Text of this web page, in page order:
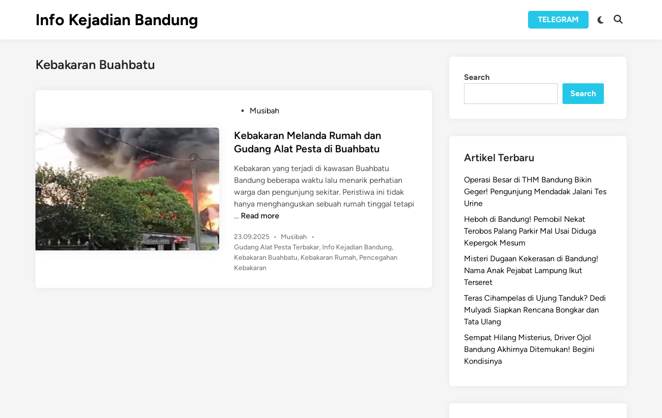
Info Kejadian Bandung TELEGRAM
Switch
Open
Kebakaran Buahbatu
s
t
d
i
n
Musibah
Kebakaran Melanda Rumah dan
Gudang Alat Pesta di Buahbatu
Kebakaran yang terjadi di kawasan Buahbatu
Bandung beberapa waktu lalu menarik perhatian
warga dan pengunjung sekitar. Peristiwa ini tidak
hanya menghanguskan sebuah rumah tinggal tetapi
… K
b
a
k
Read more
23.09.2025 •
P
o
s
Musibah
•
Gudang Alat Pesta Terbakar, Info Kejadian Bandung,
Kebakaran Buahbatu, Kebakaran Rumah, Pencegahan
Kebakaran
Search
Search
Artikel Terbaru
Operasi Besar di THM Bandung Bikin
Geger! Pengunjung Mendadak Jalani Tes
Urine
Heboh di Bandung! Pemobil Nekat
Terobos Palang Parkir Mal Usai Diduga
Kepergok Mesum
Misteri Dugaan Kekerasan di Bandung!
Nama Anak Pejabat Lampung Ikut
Terseret
Teras Cihampelas di Ujung Tanduk? Dedi
Mulyadi Siapkan Rencana Bongkar dan
Tata Ulang
Sempat Hilang Misterius, Driver Ojol
Bandung Akhirnya Ditemukan! Begini
Kondisinya